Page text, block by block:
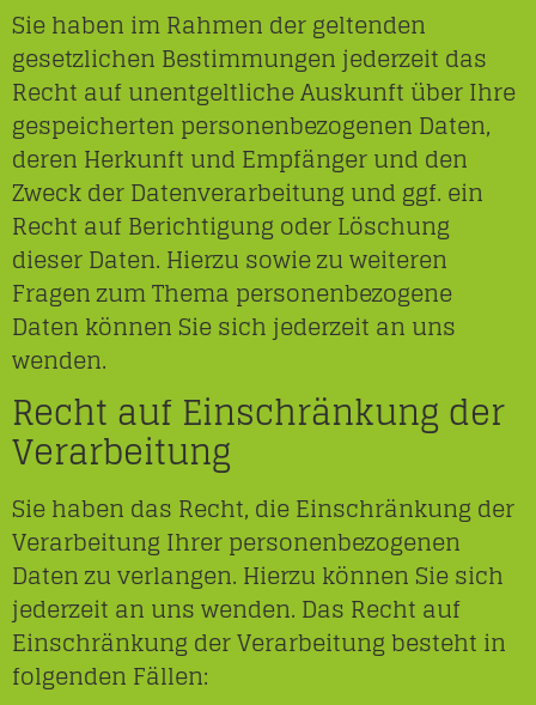
Sie haben im Rahmen der geltenden
gesetzlichen Bestimmungen jederzeit das
Recht auf unentgeltliche Auskunft über Ihre
gespeicherten personenbezogenen Daten,
deren Herkunft und Empfänger und den
Zweck der Datenverarbeitung und ggf. ein
Recht auf Berichtigung oder Löschung
dieser Daten. Hierzu sowie zu weiteren
Fragen zum Thema personenbezogene
Daten können Sie sich jederzeit an uns
wenden.
Recht auf Einschränkung der
Verarbeitung
Sie haben das Recht, die Einschränkung der
Verarbeitung Ihrer personenbezogenen
Daten zu verlangen. Hierzu können Sie sich
jederzeit an uns wenden. Das Recht auf
Einschränkung der Verarbeitung besteht in
folgenden Fällen: